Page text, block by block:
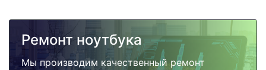
Ремонт ноутбука
Мы производим качественный ремонт